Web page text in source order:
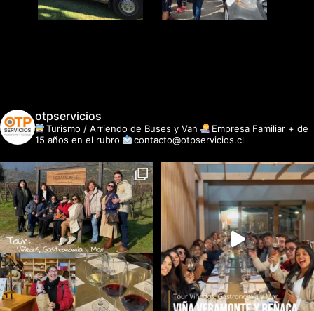
otpservicios
Turismo / Arriendo de Buses y Van
Empresa Familiar + de
15 años en el rubro
contacto@otpservicios.cl